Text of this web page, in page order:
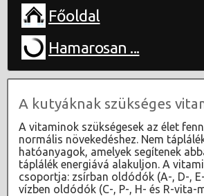
Főoldal
Hamarosan ...
A kutyáknak szükséges
A vitaminok szükségesek az élet
normális növekedéshez. Nem
hatóanyagok, amelyek segítenek
táplálék energiává alakuljon. A
csoportja: zsírban oldódók (A-, D-,
vízben oldódók (C-, P-, H- és R-vita-